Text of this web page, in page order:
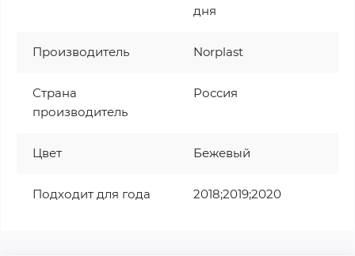
дня
Производитель Norplast
Страна
производитель
Россия
Цвет Бежевый
Подходит для года 2018;2019;2020